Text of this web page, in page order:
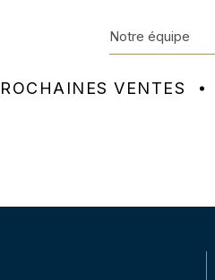
VENTES
Notre équipe